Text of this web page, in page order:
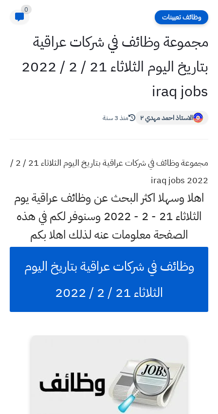
وظائف تعيينات
0
مجموعة وظائف في شركات عراقية
بتاريخ اليوم الثلاثاء 21 / 2 / 2022
iraq jobs
الاستاذ احمد مهدي ٢ منذ 3 سنة
مجموعة وظائف في شركات عراقية بتاريخ اليوم الثلاثاء 21 / 2 /
2022 iraq jobs
اهلا وسهلا اكثر البحث عن وظائف عراقية يوم
الثلاثاء 21 - 2 - 2022 وسنوفر لكم في هذه
الصفحة معلومات عنه لذلك اهلا بكم
وظائف في شركات عراقية بتاريخ اليوم
الثلاثاء 21 / 2 / 2022